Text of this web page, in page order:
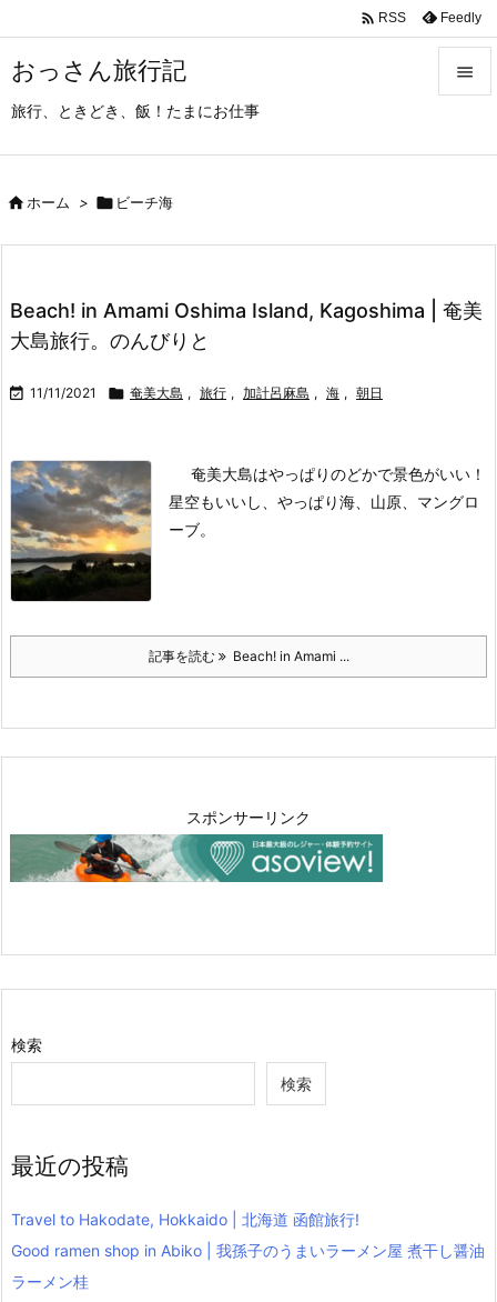
おっさん旅行記
旅行、ときどき、飯！たまにお仕事

次へ
 RSS Feedly
ホーム >  ビーチ海
Beach! in Amami Oshima Island, Kagoshima | 奄美
大島旅行。のんびりと
 11/11/2021  奄美大島 , 旅行 , 加計呂麻島 , 海 , 朝日
奄美大島はやっぱりのどかで景色がいい！
星空もいいし、やっぱり海、山原、マングロ
ーブ。
記事を読む Beach! in Amami ...
スポンサーリンク
検索
検索
最近の投稿
Travel to Hakodate, Hokkaido | 北海道 函館旅行!
Good ramen shop in Abiko | 我孫子のうまいラーメン屋 煮干し醤油
ラーメン桂